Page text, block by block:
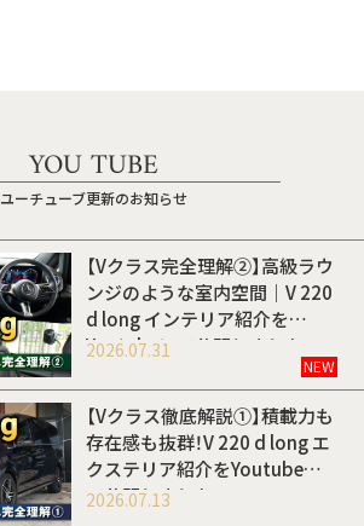
YOU TUBE
ユーチューブ更新のお知らせ
【Vクラス完全理解②】高級ラウ
ンジのような室内空間｜V 220
d long インテリア紹介を
Youtubeにて公開しました
2026.07.31
NEW
【Vクラス徹底解説①】積載力も
存在感も抜群！V 220 d long エ
クステリア紹介をYoutubeに
て公開しました
2026.07.13